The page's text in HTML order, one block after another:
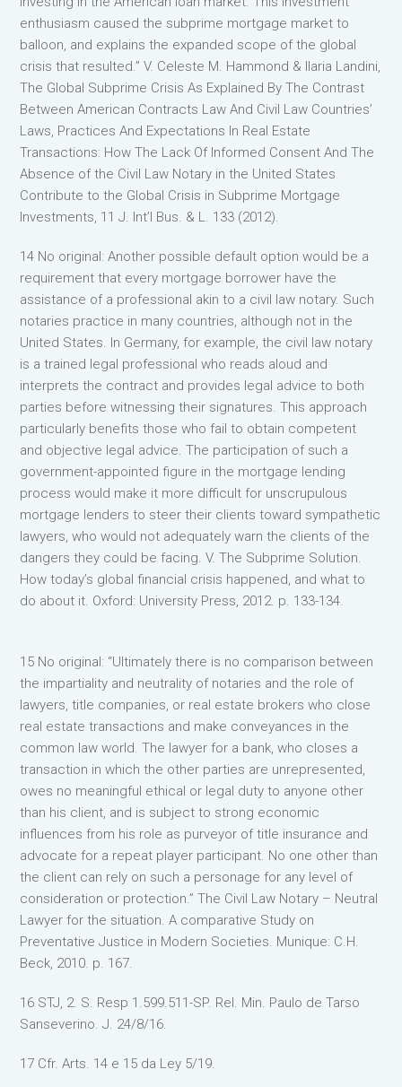
enthusiasm caused the subprime mortgage market to
balloon, and explains the expanded scope of the global
crisis that resulted.” V. Celeste M. Hammond & Ilaria Landini,
The Global Subprime Crisis As Explained By The Contrast
Between American Contracts Law And Civil Law Countries’
Laws, Practices And Expectations In Real Estate
Transactions: How The Lack Of Informed Consent And The
Absence of the Civil Law Notary in the United States
Contribute to the Global Crisis in Subprime Mortgage
Investments, 11 J. Int’l Bus. & L. 133 (2012).
14 No original: Another possible default option would be a
requirement that every mortgage borrower have the
assistance of a professional akin to a civil law notary. Such
notaries practice in many countries, although not in the
United States. In Germany, for example, the civil law notary
is a trained legal professional who reads aloud and
interprets the contract and provides legal advice to both
parties before witnessing their signatures. This approach
particularly benefits those who fail to obtain competent
and objective legal advice. The participation of such a
government-appointed figure in the mortgage lending
process would make it more difficult for unscrupulous
mortgage lenders to steer their clients toward sympathetic
lawyers, who would not adequately warn the clients of the
dangers they could be facing. V. The Subprime Solution.
How today’s global financial crisis happened, and what to
do about it. Oxford: University Press, 2012. p. 133-134.
15 No original: “Ultimately there is no comparison between
the impartiality and neutrality of notaries and the role of
lawyers, title companies, or real estate brokers who close
real estate transactions and make conveyances in the
common law world. The lawyer for a bank, who closes a
transaction in which the other parties are unrepresented,
owes no meaningful ethical or legal duty to anyone other
than his client, and is subject to strong economic
influences from his role as purveyor of title insurance and
advocate for a repeat player participant. No one other than
the client can rely on such a personage for any level of
consideration or protection.” The Civil Law Notary – Neutral
Lawyer for the situation. A comparative Study on
Preventative Justice in Modern Societies. Munique: C.H.
Beck, 2010. p. 167.
16 STJ, 2. S. Resp 1.599.511-SP. Rel. Min. Paulo de Tarso
Sanseverino. J. 24/8/16.
17 Cfr. Arts. 14 e 15 da Ley 5/19.